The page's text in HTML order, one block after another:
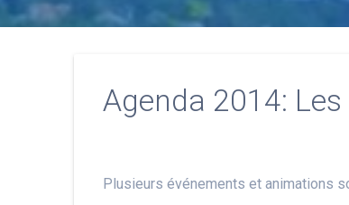
Agenda 2014:
Plusieurs événements et animations